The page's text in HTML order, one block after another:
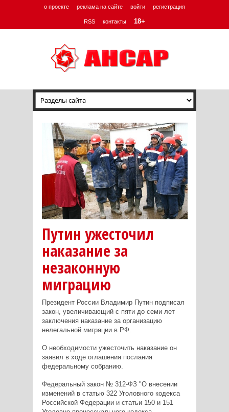
о проекте реклама на сайте войти регистрация
RSS контакты 18+
Путин ужесточил
наказание за
незаконную
миграцию
Президент России Владимир Путин подписал
закон, увеличивающий с пяти до семи лет
заключения наказание за организацию
нелегальной миграции в РФ.
О необходимости ужесточить наказание он
заявил в ходе оглашения послания
федеральному собранию.
Федеральный закон № 312-ФЗ "О внесении
изменений в статью 322 Уголовного кодекса
Российской Федерации и статьи 150 и 151